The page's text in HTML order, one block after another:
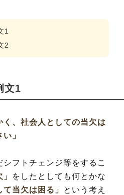
1
2
文1
く、社会人としての当欠は
」
フトチェンジ等をするこ
をしたとしても何とかな
て当欠は困る」
という考え